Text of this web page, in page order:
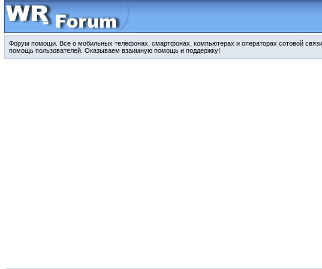
Форум помощи. Все о мобильных телефонах, смартфонах, компьютерах и операторах сотовой
помощь пользователей. Оказываем взаимную помощь и поддержку!